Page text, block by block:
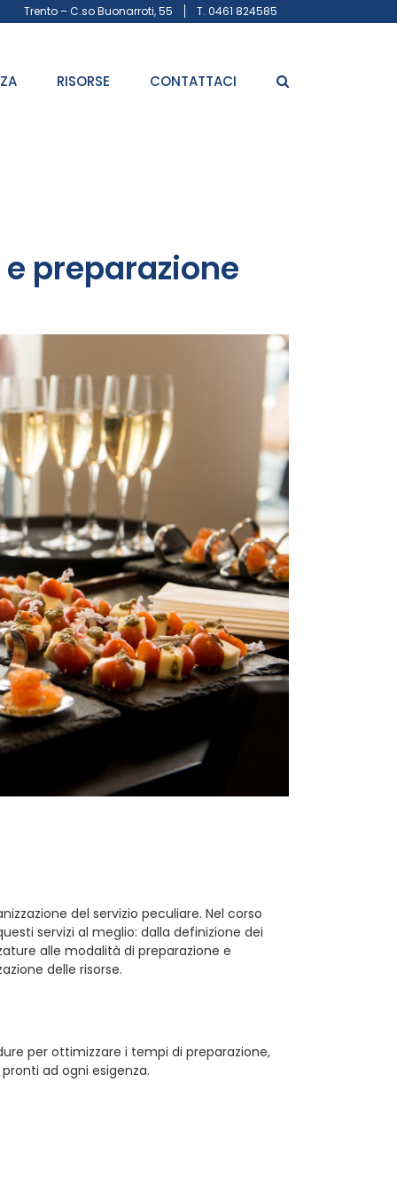
Trento – C.so Buonarroti, 55 T. 0461 824585
RISORSE CONTATTACI
preparazione
del servizio peculiare. Nel corso
servizi al meglio: dalla definizione dei
alle modalità di preparazione e
delle risorse.
per ottimizzare i tempi di preparazione,
ad ogni esigenza.